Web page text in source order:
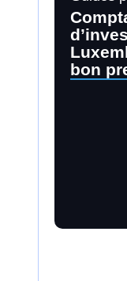
bon